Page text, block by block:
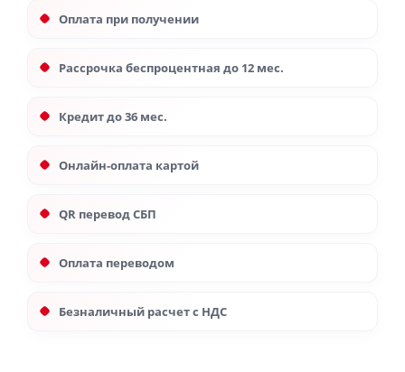
Оплата при получении
Рассрочка беспроцентная до 12 мес.
Кредит до 36 мес.
Онлайн-оплата картой
QR перевод СБП
Оплата переводом
Безналичный расчет с НДС